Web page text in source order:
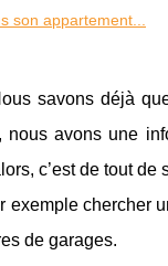
son appartement...
savons déjà
nous avons une
c’est de tout de
exemple chercher
de garages.